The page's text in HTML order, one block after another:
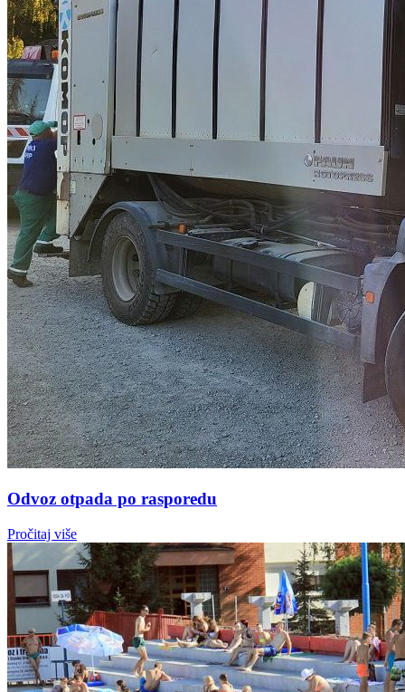
Odvoz otpada po rasporedu
Pročitaj više